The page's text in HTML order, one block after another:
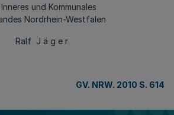
und Kommunales
Nordrhein-Westfalen
Ralf J ä g e r
GV. NRW. 2010 S. 614